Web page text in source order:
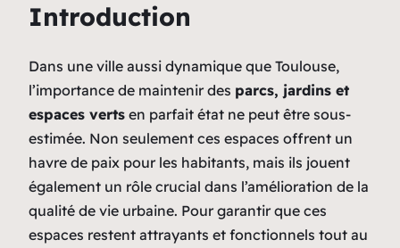
Introduction
Dans une ville aussi dynamique que Toulouse,
l’importance de maintenir des parcs, jardins et
espaces verts en parfait état ne peut être sous-
estimée. Non seulement ces espaces offrent un
havre de paix pour les habitants, mais ils jouent
également un rôle crucial dans l’amélioration de la
qualité de vie urbaine. Pour garantir que ces
espaces restent attrayants et fonctionnels tout au